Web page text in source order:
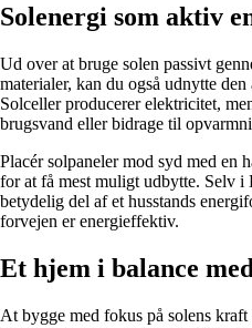
Solenergi som aktiv
Ud over at bruge solen passivt
materialer, kan du også udnytte
Solceller producerer elektricitet,
brugsvand eller bidrage til
Placér solpaneler mod syd med
for at få mest muligt udbytte. Selv
betydelig del af et husstands
forvejen er energieffektiv.
Et hjem i balance
At bygge med fokus på solens